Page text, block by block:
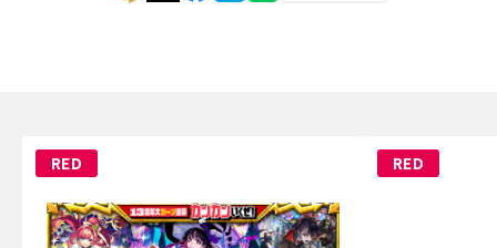
RED RED